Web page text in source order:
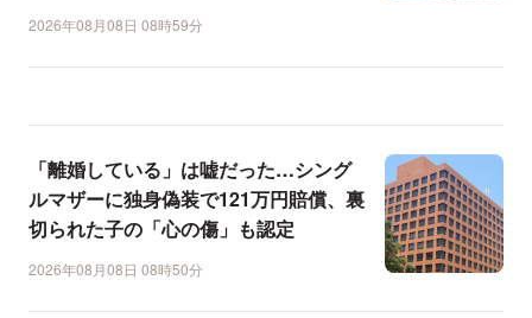
2026年08月08日 08時59分
「離婚している」は嘘だった…シング
ルマザーに独身偽装で121万円賠償、裏
切られた子の「心の傷」も認定
2026年08月08日 08時50分